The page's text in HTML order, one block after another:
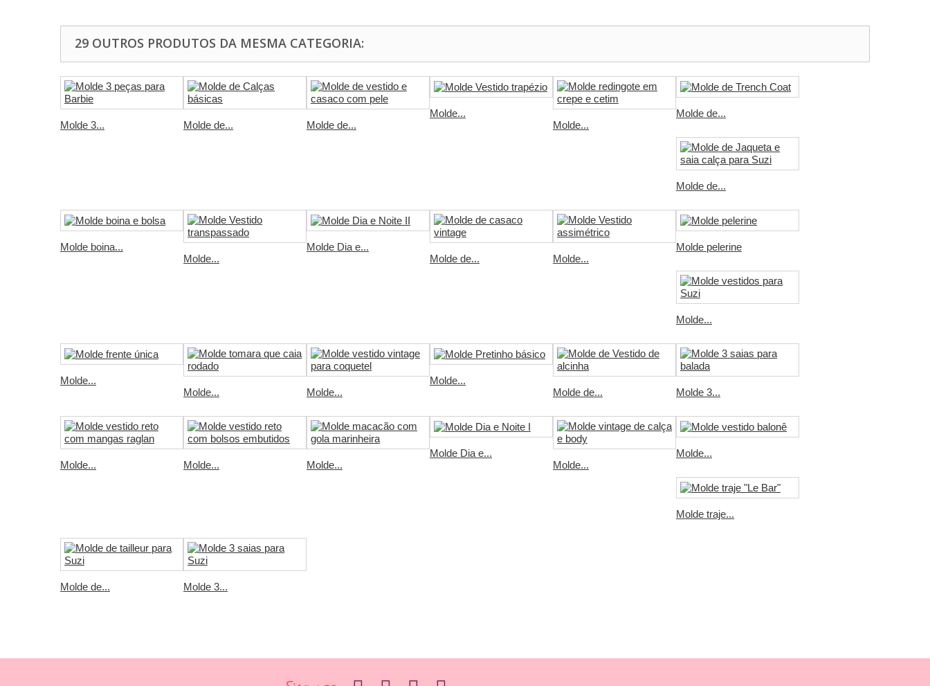
29 OUTROS PRODUTOS DA MESMA CATEGORIA:
Molde 3... Molde de... Molde de...
Molde...
Molde...
Molde de...
Molde de...
Molde boina...
Molde...
Molde Dia e...
Molde de...
Molde...
Molde pelerine
Molde...
Molde...
Molde...
Molde...
Molde...
Molde de...
Molde 3...
Molde... Molde... Molde...
Molde Dia e...
Molde...
Molde...
Molde traje...
Molde de... Molde 3...